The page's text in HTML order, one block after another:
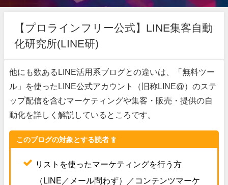
【プロラインフリー公式】LINE集客自動
化研究所(LINE研)
他にも数あるLINE活用系ブログとの違いは、「無料ツー
ル」を使ったLINE公式アカウント（旧称LINE@）のステ
ップ配信を含むマーケティングや集客・販売・提供の自
動化を詳しく解説しているところです。
このブログの対象とする読者
リストを使ったマーケティングを行う方
（LINE／メール問わず）／コンテンツマーケ